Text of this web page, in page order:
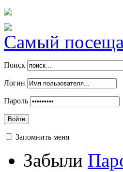
Самый
Поиск
Логин
Пароль
Войти
Запомнить меня
Забыли